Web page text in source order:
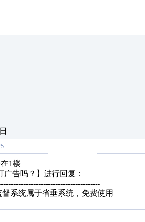
1楼
告吗？】进行回复：
系统属于省垂系统，免费使用